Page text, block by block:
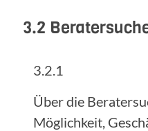
3.2
3.2.1
Über die
Möglichkeit,